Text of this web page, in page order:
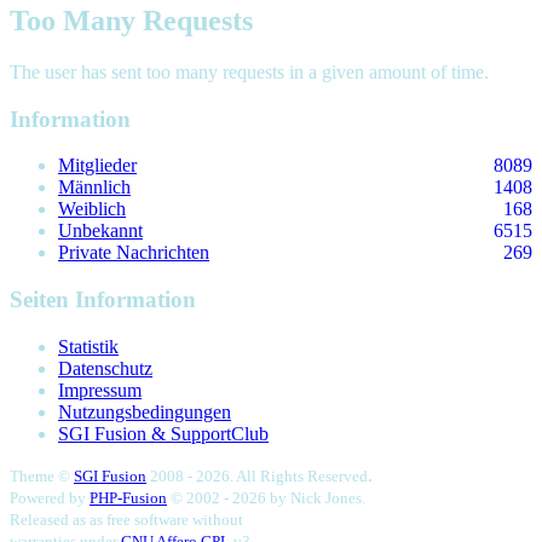
Too Many Requests
The user has sent too many requests in a given amount of time.
Information
Mitglieder
8089
Männlich
1408
Weiblich
168
Unbekannt
6515
Private Nachrichten
269
Seiten Information
Statistik
Datenschutz
Impressum
Nutzungsbedingungen
SGI Fusion & SupportClub
Theme © SGI Fusion 2008 - 2026. All Rights Reserved.
Powered by PHP-Fusion © 2002 - 2026 by Nick Jones.
Released as as free software without